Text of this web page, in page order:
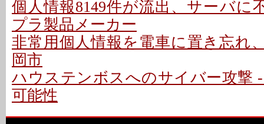
個人情報8149件が流出、サーバに
プラ製品メーカー
非常用個人情報を電車に置き忘れ
岡市
ハウステンボスへのサイバー攻撃
可能性